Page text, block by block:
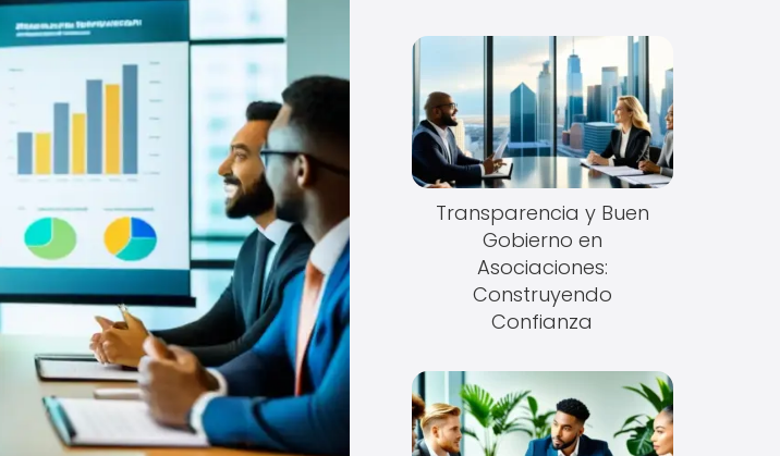
Transparencia y Buen
Gobierno en
Asociaciones:
Construyendo
Confianza